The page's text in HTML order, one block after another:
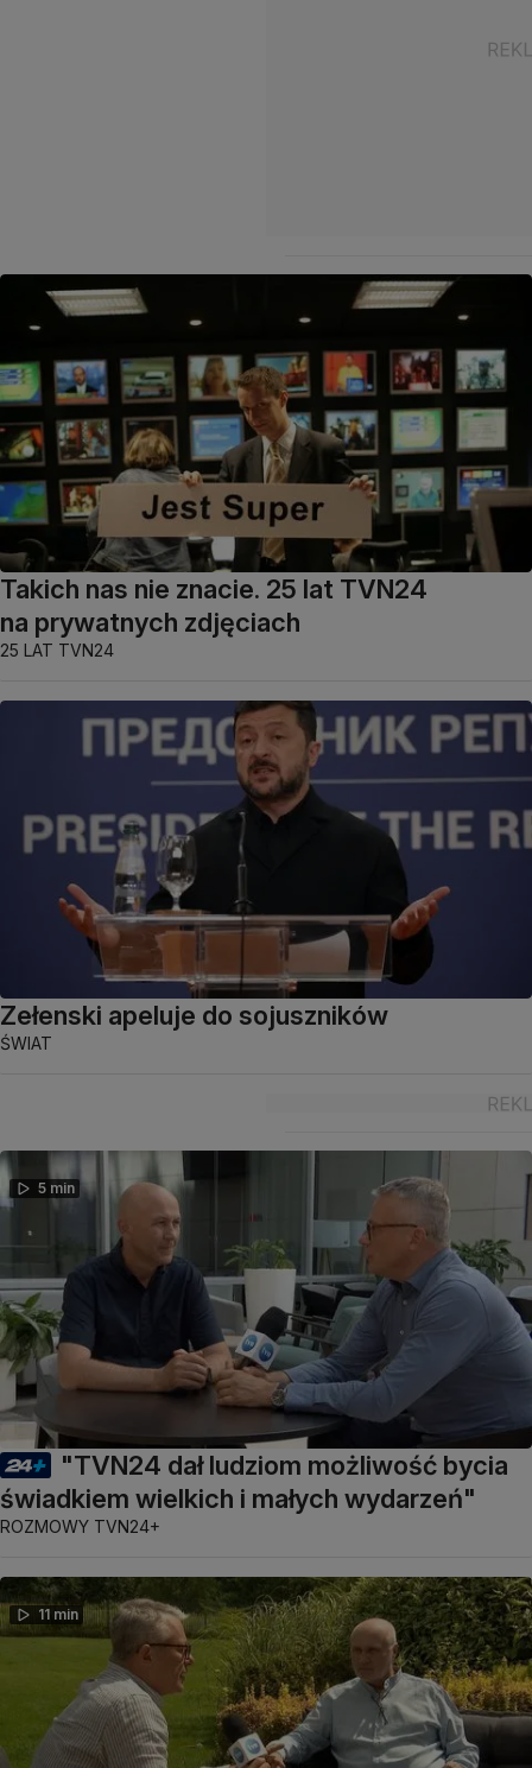
Takich nas nie znacie. 25 lat TVN24
na prywatnych zdjęciach
25 LAT TVN24
Zełenski apeluje do sojuszników
ŚWIAT
5 min
"TVN24 dał ludziom możliwość bycia
świadkiem wielkich i małych wydarzeń"
ROZMOWY TVN24+
11 min